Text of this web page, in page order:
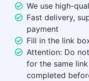
We use high-
Fast delivery,
payment
Fill in the link
Attention: Do
for the same
completed